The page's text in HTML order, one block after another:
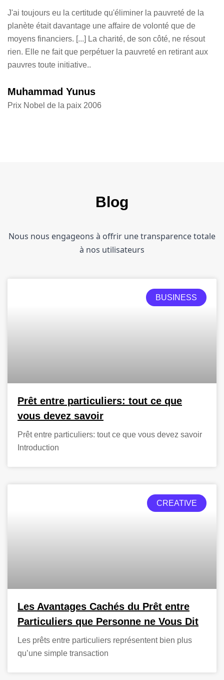
J'ai toujours eu la certitude qu'éliminer la pauvreté de la
planète était davantage une affaire de volonté que de
moyens financiers. [...] La charité, de son côté, ne résout
rien. Elle ne fait que perpétuer la pauvreté en retirant aux
pauvres toute initiative..
Muhammad Yunus
Prix Nobel de la paix 2006
Blog
Nous nous engageons à offrir une transparence totale
à nos utilisateurs
BUSINESS
Prêt entre particuliers: tout ce que
vous devez savoir
Prêt entre particuliers: tout ce que vous devez savoir
Introduction
CREATIVE
Les Avantages Cachés du Prêt entre
Particuliers que Personne ne Vous Dit
Les prêts entre particuliers représentent bien plus
qu’une simple transaction